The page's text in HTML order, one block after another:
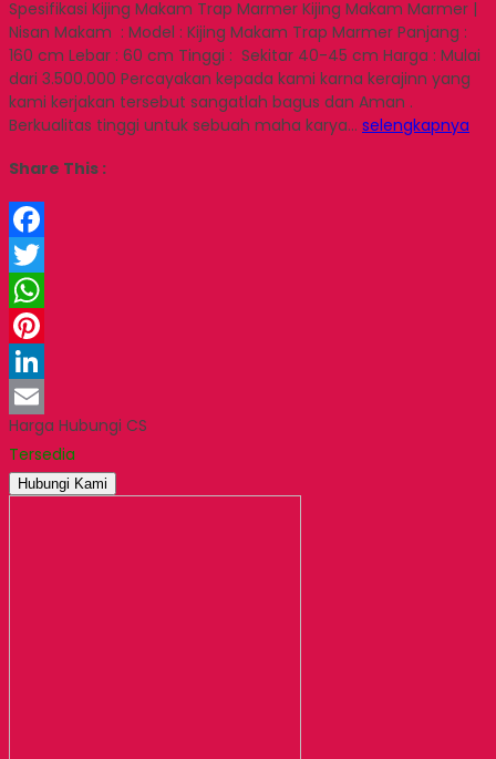
Spesifikasi Kijing Makam Trap Marmer Kijing Makam Marmer |
Nisan Makam : Model : Kijing Makam Trap Marmer Panjang :
160 cm Lebar : 60 cm Tinggi : Sekitar 40-45 cm Harga : Mulai
dari 3.500.000 Percayakan kepada kami karna kerajinn yang
kami kerjakan tersebut sangatlah bagus dan Aman .
Berkualitas tinggi untuk sebuah maha karya… selengkapnya
Share This :
Facebook
Twitter
WhatsApp
Pinterest
LinkedIn
Email
Harga Hubungi CS
Tersedia
Hubungi Kami